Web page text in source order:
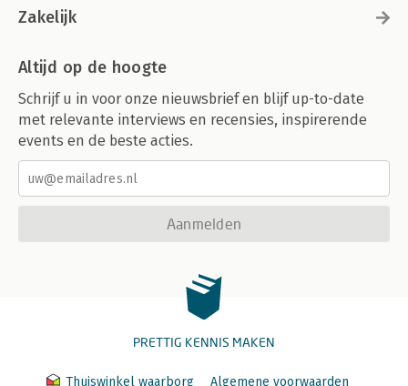
Zakelijk
Altijd op de hoogte
Schrijf u in voor onze nieuwsbrief en blijf up-to-date
met relevante interviews en recensies, inspirerende
events en de beste acties.
Aanmelden
PRETTIG KENNIS MAKEN
Thuiswinkel waarborg Algemene voorwaarden